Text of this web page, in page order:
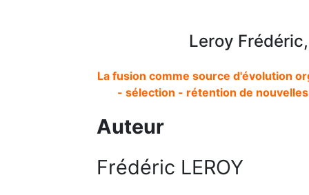
Leroy
La fusion comme source d'évolution
- sélection - rétention de
Auteur
Frédéric LEROY